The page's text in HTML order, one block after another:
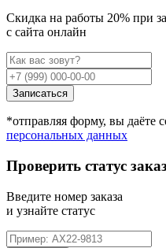
Cкидка на работы 20% при
с сайта онлайн
Записаться
*отправляя форму, вы даёте
персональных данных
Проверить статус
Введите номер заказа
и узнайте статус